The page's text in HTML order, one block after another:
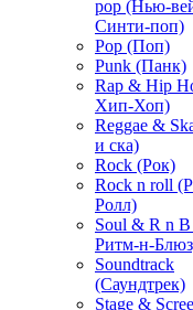
pop (Нью-
Синти-поп)
Pop (Поп)
Punk (Панк)
Rap & Hip
Хип-Хоп)
Reggae &
и ска)
Rock (Рок)
Rock n roll
Ролл)
Soul & R n
Ритм-н-
Soundtrack
(Саундтрек)
Stage &